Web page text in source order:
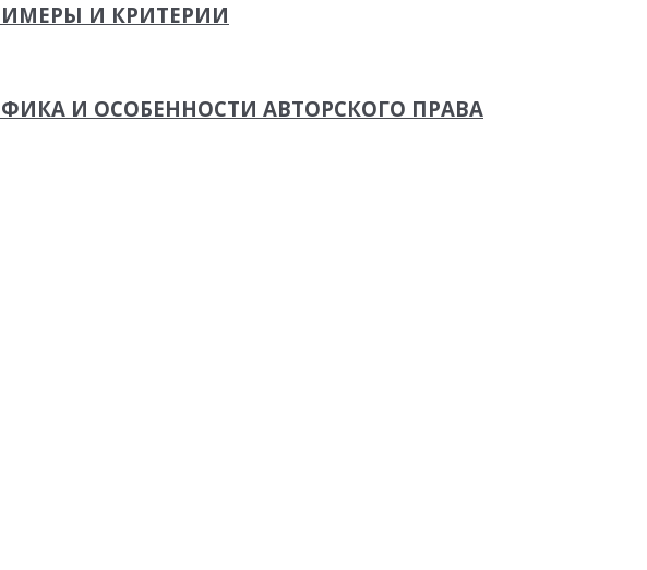
И КРИТЕРИИ
И ОСОБЕННОСТИ АВТОРСКОГО ПРАВА